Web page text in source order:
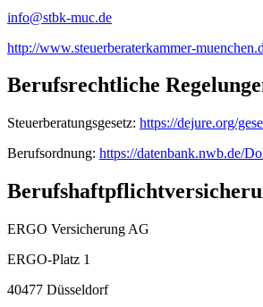
info@stbk-muc.de
http://www.steuerberaterkammer-
Berufsrechtliche
Steuerberatungsgesetz: https://dejure.org/
Berufsordnung: https://datenbank.nwb.de/
ERGO Versicherung AG
ERGO-Platz 1
40477 Düsseldorf